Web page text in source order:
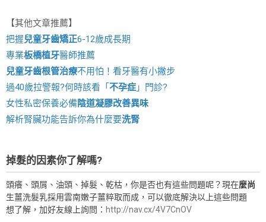
【其他文章推薦】
把握兒童牙齒矯正6-12歲成長期
專業板橋植牙醫師推薦
兒童牙齒根管治療不用怕！看牙醫有小撇步
過40歲拉警報?何時該看「 不孕症 」門診?
女性私密保養必備陰道凝膠改善異味
解析腎臟功能告訴你為什麼要洗腎
掉髮的因素你了解嗎?
頭癢、頭屑、油頭、掉髮、乾枯，你是否也有這些問題呢？現在麼尚
生薑洗髮乳採用雲南嫩子薑粹取而成，可以徹底解決以上這些問題
想了解，加好友線上詢問： http://nav.cx/4V7CnOV